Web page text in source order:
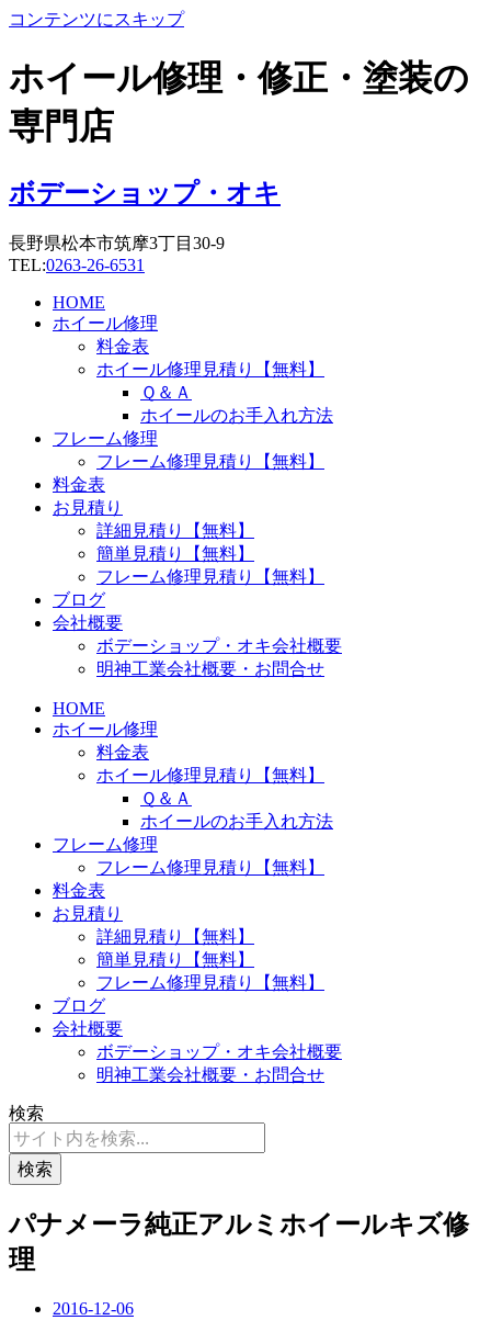
コンテンツにスキップ
ホイール修理・修正・塗装の
専門店
ボデーショップ・オキ
長野県松本市筑摩3丁目30-9
TEL:0263-26-6531
HOME
ホイール修理
料金表
ホイール修理見積り【無料】
Ｑ＆Ａ
ホイールのお手入れ方法
フレーム修理
フレーム修理見積り【無料】
料金表
お見積り
詳細見積り【無料】
簡単見積り【無料】
フレーム修理見積り【無料】
ブログ
会社概要
ボデーショップ・オキ会社概要
明神工業会社概要・お問合せ
HOME
ホイール修理
料金表
ホイール修理見積り【無料】
Ｑ＆Ａ
ホイールのお手入れ方法
フレーム修理
フレーム修理見積り【無料】
料金表
お見積り
詳細見積り【無料】
簡単見積り【無料】
フレーム修理見積り【無料】
ブログ
会社概要
ボデーショップ・オキ会社概要
明神工業会社概要・お問合せ
検索
検索
パナメーラ純正アルミホイールキズ修
理
2016-12-06